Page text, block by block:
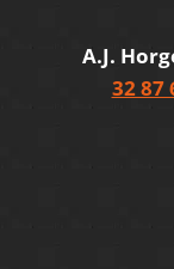
A.J.
32 87